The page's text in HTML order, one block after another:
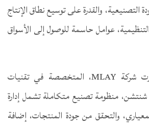
التصنيعية، والقدرة على توسيع نطاق الإنتاج
عوامل حاسمة للوصول إلى الأسواق
وفي هذا السياق، طورت شركة MLAY، المتخصصة في تقنيات
منظومة تصنيع متكاملة تشمل إدارة
والتحقق من جودة المنتجات، إضافة